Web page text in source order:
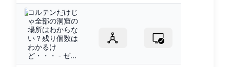
コルテンだけじ
ゃ全部の洞窟の
場所はわからな
い？残り個数は
わかるけ
ど・・・ - ゼ...